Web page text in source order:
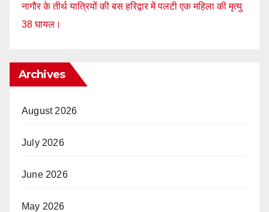
नागौर के तीर्थ यात्रियों की बस हरिद्वार में पलटी एक महिला की मृत्यु
38 घायल।
Archives
August 2026
July 2026
June 2026
May 2026